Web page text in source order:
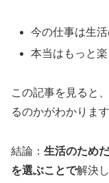
今の仕事は生
本当はもっと
この記事を見ると
るのかがわかります
結論： 生活のため
を選ぶことで解決